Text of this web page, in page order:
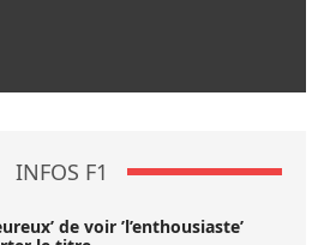
INFOS F1
de voir ’l’enthousiaste’